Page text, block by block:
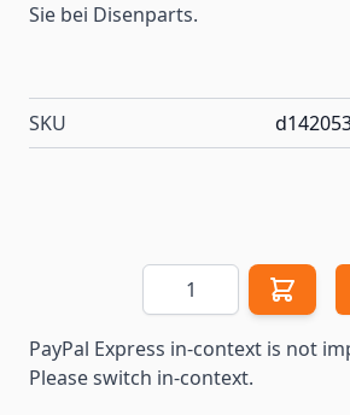
Sie bei Disenparts.
SKU
Menge
PayPal Express in-context is not
Please switch in-context.